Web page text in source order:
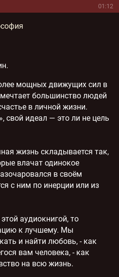
01:12
мощных движущих сил в
большинство людей
в личной жизни.
свой идеал — это ли не цель
жизнь складывается так,
влачат одинокое
в своём
с ним по инерции или из
аудиокнигой, то
к лучшему. Мы
и найти любовь, - как
вам человека, - как
на всю жизнь.